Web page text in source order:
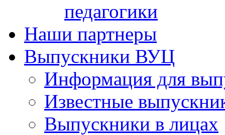
педагогики
Наши партнеры
Выпускники ВУЦ
Информация для
Известные
Выпускники в лицах